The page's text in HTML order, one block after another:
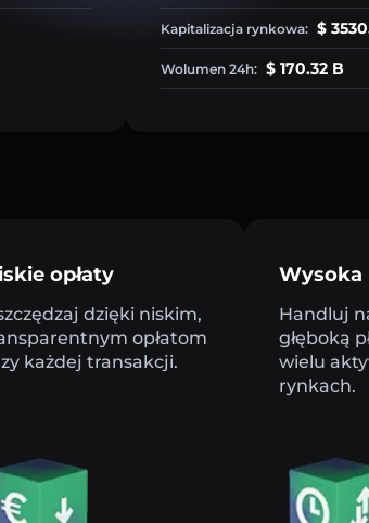
Kapitalizacja rynkowa: $
Wolumen 24h: $ 170.32 B
opłaty
dzięki niskim,
opłatom
każdej transakcji.
Wysoka
Handluj
głęboką
wielu
rynkach.